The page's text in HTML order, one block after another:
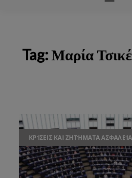
Tag:Μαρία
ΚΡΊΣΕΙΣ ΚΑΙ ΖΗΤΉΜΑΤΑ